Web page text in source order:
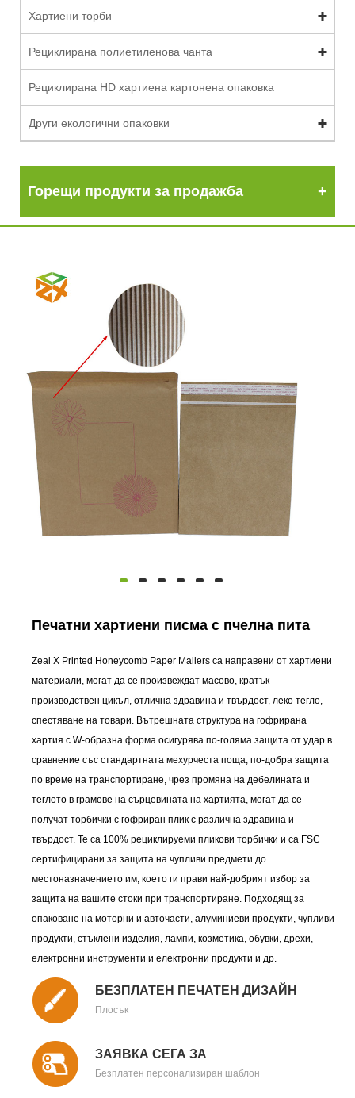
Хартиени торби
Рециклирана полиетиленова чанта
Рециклирана HD хартиена картонена опаковка
Други екологични опаковки
Горещи продукти за продажба
Печатни хартиени писма с пчелна пита
Zeal X Printed Honeycomb Paper Mailers са направени от хартиени
материали, могат да се произвеждат масово, кратък
производствен цикъл, отлична здравина и твърдост, леко тегло,
спестяване на товари. Вътрешната структура на гофрирана
хартия с W-образна форма осигурява по-голяма защита от удар в
сравнение със стандартната мехурчеста поща, по-добра защита
по време на транспортиране, чрез промяна на дебелината и
теглото в грамове на сърцевината на хартията, могат да се
получат торбички с гофриран плик с различна здравина и
твърдост. Те са 100% рециклируеми пликови торбички и са FSC
сертифицирани за защита на чупливи предмети до
местоназначението им, което ги прави най-добрият избор за
защита на вашите стоки при транспортиране. Подходящ за
опаковане на моторни и авточасти, алуминиеви продукти, чупливи
продукти, стъклени изделия, лампи, козметика, обувки, дрехи,
електронни инструменти и електронни продукти и др.
БЕЗПЛАТЕН ПЕЧАТЕН ДИЗАЙН
Плосък
ЗАЯВКА СЕГА ЗА
Безплатен персонализиран шаблон